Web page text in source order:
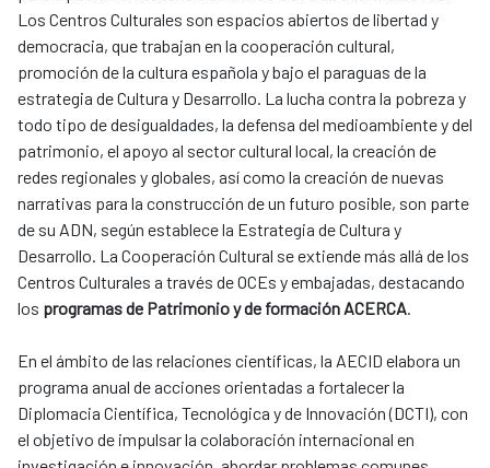
Los Centros Culturales son espacios abiertos de libertad y
democracia, que trabajan en la cooperación cultural,
promoción de la cultura española y bajo el paraguas de la
estrategia de Cultura y Desarrollo. La lucha contra la pobreza y
todo tipo de desigualdades, la defensa del medioambiente y del
patrimonio, el apoyo al sector cultural local, la creación de
redes regionales y globales, así como la creación de nuevas
narrativas para la construcción de un futuro posible, son parte
de su ADN, según establece la Estrategia de Cultura y
Desarrollo. La Cooperación Cultural se extiende más allá de los
Centros Culturales a través de OCEs y embajadas, destacando
los programas de Patrimonio y de formación ACERCA.
En el ámbito de las relaciones científicas, la AECID elabora un
programa anual de acciones orientadas a fortalecer la
Diplomacia Científica, Tecnológica y de Innovación (DCTI), con
el objetivo de impulsar la colaboración internacional en